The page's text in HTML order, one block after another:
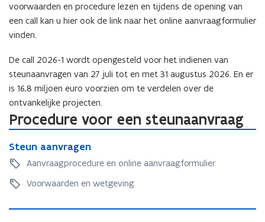
voorwaarden en procedure lezen en tijdens de opening van
een call kan u hier ook de link naar het online aanvraagformulier
vinden.
De call 2026-1 wordt opengesteld voor het indienen van
steunaanvragen van 27 juli tot en met 31 augustus 2026. En er
is 16,8 miljoen euro voorzien om te verdelen over de
ontvankelijke projecten.
Procedure voor een steunaanvraag
t
e
n
a
Steun aanvragen
S
t
e
u
a
Aanvraagprocedure en online aanvraagformulier
Voorwaarden en wetgeving